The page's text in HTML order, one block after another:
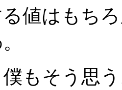
る値はもち
僕もそう思